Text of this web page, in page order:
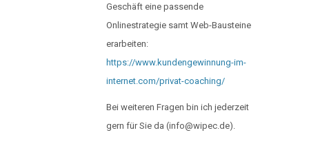
Geschäft eine passende
Onlinestrategie samt Web-Bausteine
erarbeiten:
https://www.kundengewinnung-im-
internet.com/privat-coaching/
Bei weiteren Fragen bin ich jederzeit
gern für Sie da (info@wipec.de).